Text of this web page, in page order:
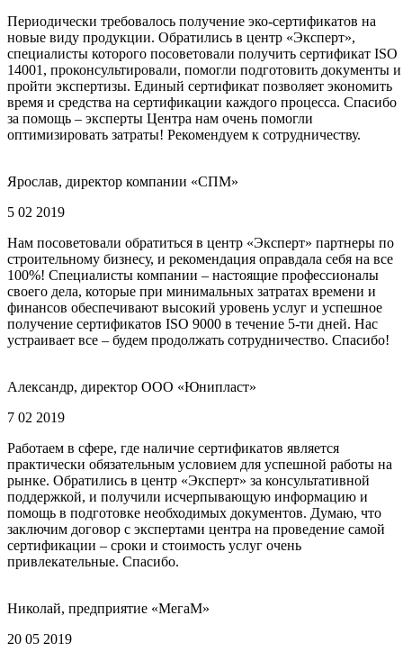
Периодически требовалось получение эко-сертификатов на
новые виду продукции. Обратились в центр «Эксперт»,
специалисты которого посоветовали получить сертификат ISO
14001, проконсультировали, помогли подготовить документы и
пройти экспертизы. Единый сертификат позволяет экономить
время и средства на сертификации каждого процесса. Спасибо
за помощь – эксперты Центра нам очень помогли
оптимизировать затраты! Рекомендуем к сотрудничеству.
Ярослав, директор компании «СПМ»
5 02 2019
Нам посоветовали обратиться в центр «Эксперт» партнеры по
строительному бизнесу, и рекомендация оправдала себя на все
100%! Специалисты компании – настоящие профессионалы
своего дела, которые при минимальных затратах времени и
финансов обеспечивают высокий уровень услуг и успешное
получение сертификатов ISO 9000 в течение 5-ти дней. Нас
устраивает все – будем продолжать сотрудничество. Спасибо!
Александр, директор ООО «Юнипласт»
7 02 2019
Работаем в сфере, где наличие сертификатов является
практически обязательным условием для успешной работы на
рынке. Обратились в центр «Эксперт» за консультативной
поддержкой, и получили исчерпывающую информацию и
помощь в подготовке необходимых документов. Думаю, что
заключим договор с экспертами центра на проведение самой
сертификации – сроки и стоимость услуг очень
привлекательные. Спасибо.
Николай, предприятие «МегаМ»
20 05 2019